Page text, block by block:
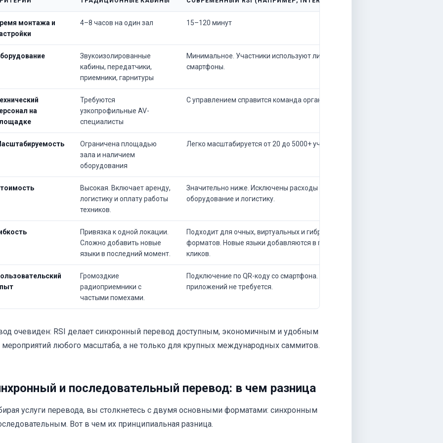
монтажа и
4–8 часов на один зал 15–120 минут
Звукоизолированные
кабины, передатчики,
приемники, гарнитуры
Минимальное. Участники используют личные
смартфоны.
на
Требуются
узкопрофильные AV-
специалисты
С управлением справится команда организаторов.
Ограничена площадью
зала и наличием
оборудования
Легко масштабируется от 20 до 5000+ участников.
Высокая. Включает аренду,
логистику и оплату работы
техников.
Значительно ниже. Исключены расходы на
оборудование и логистику.
Привязка к одной локации.
Сложно добавить новые
языки в последний момент.
Подходит для очных, виртуальных и гибридных
форматов. Новые языки добавляются в пару
кликов.
Громоздкие
радиоприемники с
частыми помехами.
Подключение по QR-коду со смартфона. Установка
приложений не требуется.
очевиден: RSI делает синхронный перевод доступным, экономичным и удобным
мероприятий любого масштаба, а не только для крупных международных саммитов.
и последовательный перевод: в чем разница
услуги перевода, вы столкнетесь с двумя основными форматами: синхронным
Вот в чем их принципиальная разница.